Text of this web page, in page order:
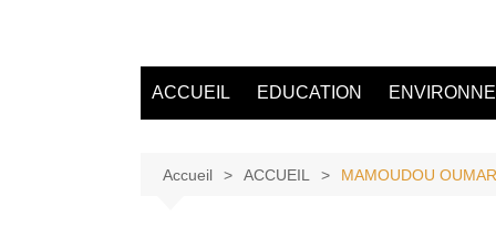
ACCUEIL EDUCATION
Accueil ACCUEIL MAMOUDOU